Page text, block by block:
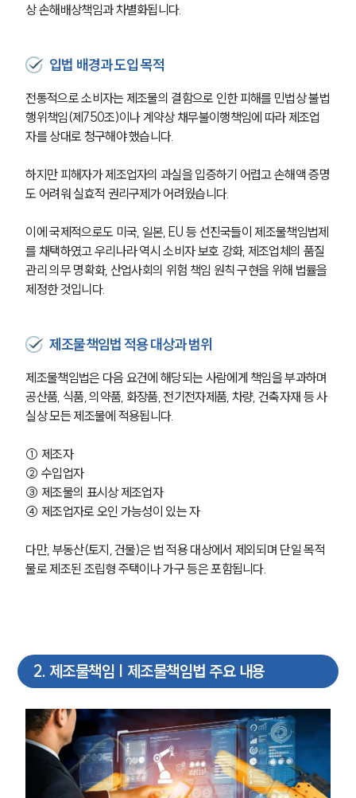
상 손해배상책임과 차별화됩니다.
입법 배경과 도입 목적
전통적으로 소비자는 제조물의 결함으로 인한 피해를 민법상 불법
행위책임(제750조)이나 계약상 채무불이행책임에 따라 제조업
자를 상대로 청구해야 했습니다.
하지만 피해자가 제조업자의 과실을 입증하기 어렵고 손해액 증명
도 어려워 실효적 권리구제가 어려웠습니다.
이에 국제적으로도 미국, 일본, EU 등 선진국들이 제조물책임법제
를 채택하였고 우리나라 역시 소비자 보호 강화, 제조업체의 품질
관리 의무 명확화, 산업사회의 위험 책임 원칙 구현을 위해 법률을
제정한 것입니다.
제조물책임법 적용 대상과 범위
제조물책임법은 다음 요건에 해당되는 사람에게 책임을 부과하며
공산품, 식품, 의약품, 화장품, 전기전자제품, 차량, 건축자재 등 사
실상 모든 제조물에 적용됩니다.
① 제조자
② 수입업자
③ 제조물의 표시상 제조업자
④ 제조업자로 오인 가능성이 있는 자
다만, 부동산(토지, 건물)은 법 적용 대상에서 제외되며 단일 목적
물로 제조된 조립형 주택이나 가구 등은 포함됩니다.
2. 제조물책임 | 제조물책임법 주요 내용